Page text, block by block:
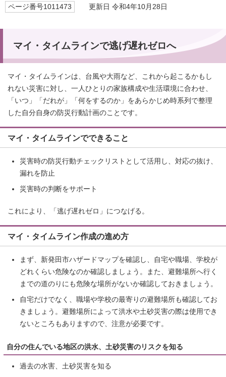
ページ番号1011473 更新日 令和4年10月28日
マイ・タイムラインで逃げ遅れゼロへ
マイ・タイムラインは、台風や大雨など、これから起こるかもし
れない災害に対し、一人ひとりの家族構成や生活環境に合わせ、
「いつ」「だれが」「何をするのか」をあらかじめ時系列で整理
した自分自身の防災行動計画のことです。
マイ・タイムラインでできること
災害時の防災行動チェックリストとして活用し、対応の抜け、
漏れを防止
災害時の判断をサポート
これにより、「逃げ遅れゼロ」につなげる。
マイ・タイムライン作成の進め方
まず、新発田市ハザードマップを確認し、自宅や職場、学校が
どれくらい危険なのか確認しましょう。また、避難場所へ行く
までの道のりにも危険な場所がないか確認しておきましょう。
自宅だけでなく、職場や学校の最寄りの避難場所も確認してお
きましょう。避難場所によって洪水や土砂災害の際は使用でき
ないところもありますので、注意が必要です。
自分の住んでいる地区の洪水、土砂災害のリスクを知る
過去の水害、土砂災害を知る